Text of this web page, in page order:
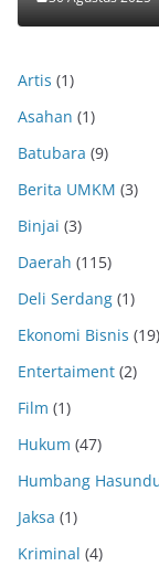
Artis (1)
Asahan (1)
Batubara (9)
Berita UMKM (3)
Binjai (3)
Daerah (115)
Deli Serdang (1)
Ekonomi Bisnis (19)
Entertaiment (2)
Film (1)
Hukum (47)
Humbang
Jaksa (1)
Kriminal (4)